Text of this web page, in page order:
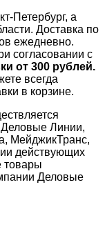
Петербург, а
Доставка по
ежедневно.
согласовании с
от 300 рублей.
всегда
в корзине.
Линии,
МейджикТранс,
действующих
товары
Деловые